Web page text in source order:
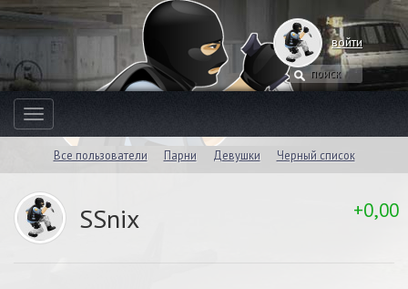
войти
Toggle
navigation
Все пользователи Парни Девушки Черный список
SSnix +0,00